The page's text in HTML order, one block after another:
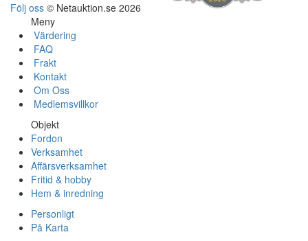
Följ oss © Netauktion.se 2026
Meny
Värdering
FAQ
Frakt
Kontakt
Om Oss
Medlemsvillkor
Objekt
Fordon
Verksamhet
Affärsverksamhet
Fritid & hobby
Hem & inredning
Personligt
På Karta